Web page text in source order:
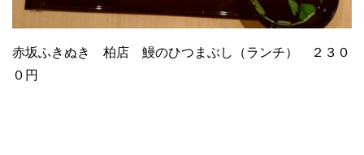
赤坂ふきぬき 柏店 鰻のひつまぶし（ランチ） ２３０
０円